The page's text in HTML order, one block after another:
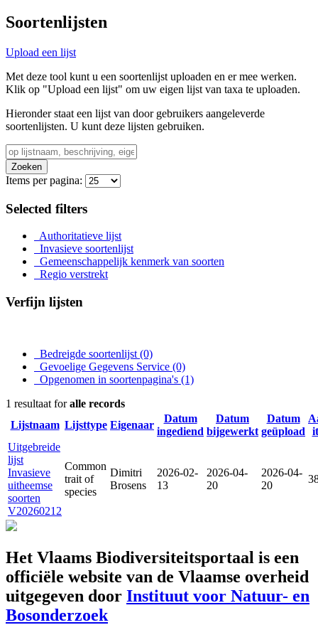
Soortenlijsten
Upload een lijst
Met deze tool kunt u een soortenlijst uploaden en er mee werken.
Klik op "Upload een lijst" om uw eigen lijst van taxa te uploaden.
Hieronder staat een lijst van door gebruikers aangeleverde
soortenlijsten. U kunt deze lijsten gebruiken.
Zoeken
Items per pagina:
Selected filters
Authoritatieve lijst
Invasieve soortenlijst
Gemeenschappelijk kenmerk van soorten
Regio verstrekt
Verfijn lijsten
Bedreigde soortenlijst (0)
Gevoelige Gegevens Service (0)
Opgenomen in soortenpagina's (1)
1 resultaat foralle records
Lijstnaam Lijsttype Eigenaar
Datum
ingediend
Datum
bijgewerkt
Datum
geüpload
Uitgebreide
lijst
Invasieve
uitheemse
soorten
V20260212
Common
trait of
species
Dimitri
Brosens
2026-02-
13
2026-04-
20
2026-04-
20
Het Vlaams Biodiversiteitsportaal is een
officiële website van de Vlaamse overheid
uitgegeven door Instituut voor Natuur- en
Bosonderzoek